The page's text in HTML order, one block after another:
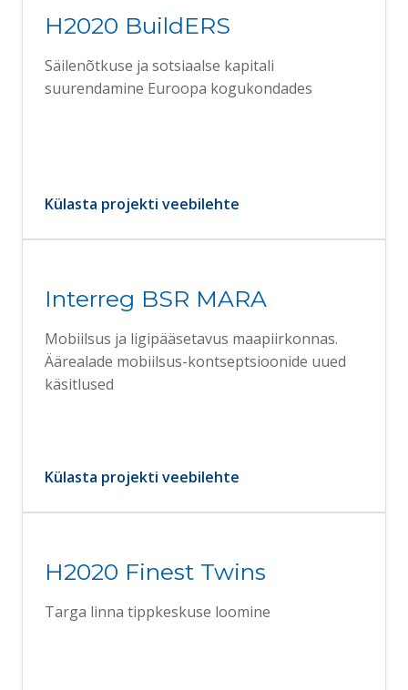
H2020 BuildERS
Säilenõtkuse ja sotsiaalse kapitali
suurendamine Euroopa kogukondades
Külasta projekti veebilehte
Interreg BSR MARA
Mobiilsus ja ligipääsetavus maapiirkonnas.
Äärealade mobiilsus-kontseptsioonide uued
käsitlused
Külasta projekti veebilehte
H2020 Finest Twins
Targa linna tippkeskuse loomine